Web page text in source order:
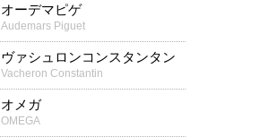
オーデマピゲ
Audemars Piguet
ヴァシュロンコンスタンタン
Vacheron Constantin
オメガ
OMEGA